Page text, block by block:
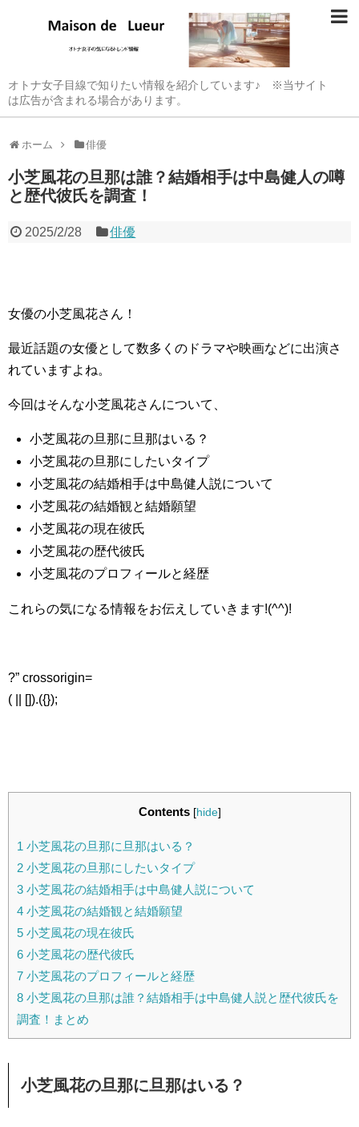
オトナ女子目線で知りたい情報を紹介しています♪ ※当サイト
は広告が含まれる場合があります。
ホーム 俳優
小芝風花の旦那は誰？結婚相手は中島健人の噂
と歴代彼氏を調査！
2025/2/28 俳優
女優の小芝風花さん！
最近話題の女優として数多くのドラマや映画などに出演さ
れていますよね。
今回はそんな小芝風花さんについて、
小芝風花の旦那に旦那はいる？
小芝風花の旦那にしたいタイプ
小芝風花の結婚相手は中島健人説について
小芝風花の結婚観と結婚願望
小芝風花の現在彼氏
小芝風花の歴代彼氏
小芝風花のプロフィールと経歴
これらの気になる情報をお伝えしていきます!(^^)!
?” crossorigin=
( || []).({});
Contents [hide]
1 小芝風花の旦那に旦那はいる？
2 小芝風花の旦那にしたいタイプ
3 小芝風花の結婚相手は中島健人説について
4 小芝風花の結婚観と結婚願望
5 小芝風花の現在彼氏
6 小芝風花の歴代彼氏
7 小芝風花のプロフィールと経歴
8 小芝風花の旦那は誰？結婚相手は中島健人説と歴代彼氏を
調査！まとめ
小芝風花の旦那に旦那はいる？